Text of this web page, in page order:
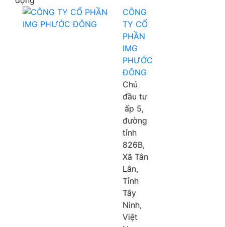
CÔNG
TY CỔ
PHẦN
IMG
PHƯỚC
ĐÔNG
Chủ
đầu tư
ấp 5,
đường
tỉnh
826B,
Xã Tân
Lân,
Tỉnh
Tây
Ninh,
Việt